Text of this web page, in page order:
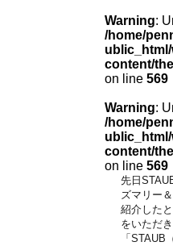
Warning:
/home/
content/
on line 569
Warning:
/home/
content/
on line 569
先日
ズマリー
紹介した
をいただ
「STAUB